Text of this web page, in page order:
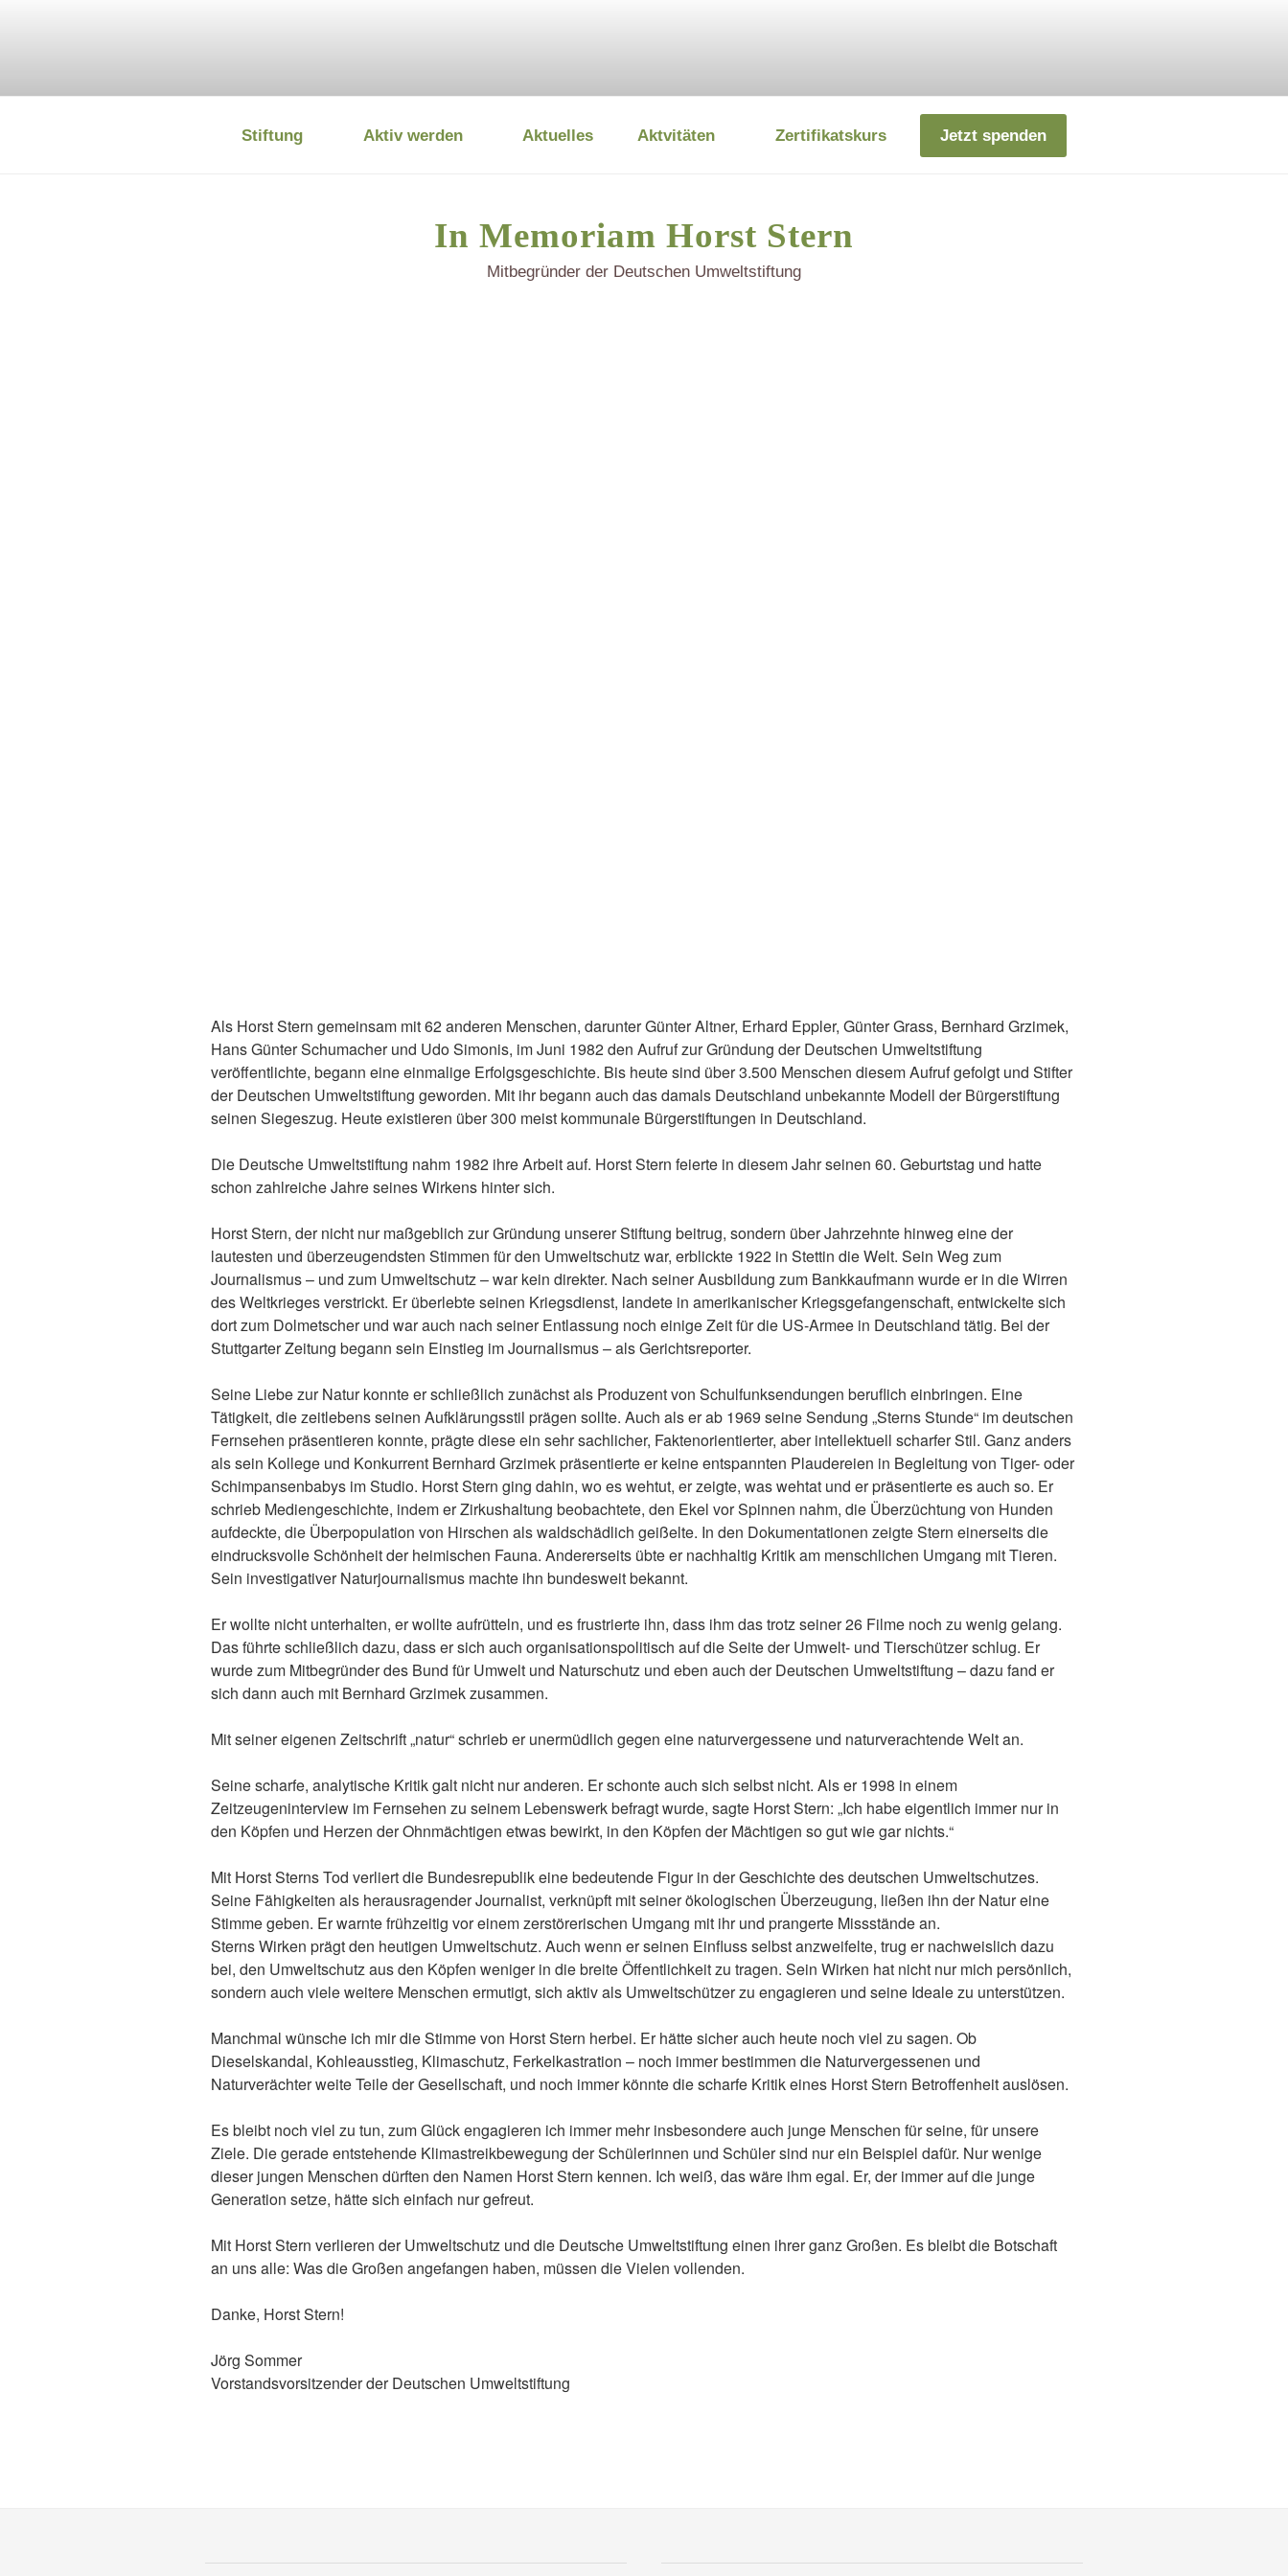
DEUTSCHE UMWELTSTIFTUNG
Stiftung Aktiv werden Aktuelles Aktvitäten Zertifikatskurs Jetzt spenden
In Memoriam Horst Stern
Mitbegründer der Deutschen Umweltstiftung
Als Horst Stern gemeinsam mit 62 anderen Menschen, darunter Günter Altner, Erhard Eppler, Günter Grass, Bernhard Grzimek,
Hans Günter Schumacher und Udo Simonis, im Juni 1982 den Aufruf zur Gründung der Deutschen Umweltstiftung
veröffentlichte, begann eine einmalige Erfolgsgeschichte. Bis heute sind über 3.500 Menschen diesem Aufruf gefolgt und Stifter
der Deutschen Umweltstiftung geworden. Mit ihr begann auch das damals Deutschland unbekannte Modell der Bürgerstiftung
seinen Siegeszug. Heute existieren über 300 meist kommunale Bürgerstiftungen in Deutschland.
Die Deutsche Umweltstiftung nahm 1982 ihre Arbeit auf. Horst Stern feierte in diesem Jahr seinen 60. Geburtstag und hatte
schon zahlreiche Jahre seines Wirkens hinter sich.
Horst Stern, der nicht nur maßgeblich zur Gründung unserer Stiftung beitrug, sondern über Jahrzehnte hinweg eine der
lautesten und überzeugendsten Stimmen für den Umweltschutz war, erblickte 1922 in Stettin die Welt. Sein Weg zum
Journalismus – und zum Umweltschutz – war kein direkter. Nach seiner Ausbildung zum Bankkaufmann wurde er in die Wirren
des Weltkrieges verstrickt. Er überlebte seinen Kriegsdienst, landete in amerikanischer Kriegsgefangenschaft, entwickelte sich
dort zum Dolmetscher und war auch nach seiner Entlassung noch einige Zeit für die US-Armee in Deutschland tätig. Bei der
Stuttgarter Zeitung begann sein Einstieg im Journalismus – als Gerichtsreporter.
Seine Liebe zur Natur konnte er schließlich zunächst als Produzent von Schulfunksendungen beruflich einbringen. Eine
Tätigkeit, die zeitlebens seinen Aufklärungsstil prägen sollte. Auch als er ab 1969 seine Sendung „Sterns Stunde“ im deutschen
Fernsehen präsentieren konnte, prägte diese ein sehr sachlicher, Faktenorientierter, aber intellektuell scharfer Stil. Ganz anders
als sein Kollege und Konkurrent Bernhard Grzimek präsentierte er keine entspannten Plaudereien in Begleitung von Tiger- oder
Schimpansenbabys im Studio. Horst Stern ging dahin, wo es wehtut, er zeigte, was wehtat und er präsentierte es auch so. Er
schrieb Mediengeschichte, indem er Zirkushaltung beobachtete, den Ekel vor Spinnen nahm, die Überzüchtung von Hunden
aufdeckte, die Überpopulation von Hirschen als waldschädlich geißelte. In den Dokumentationen zeigte Stern einerseits die
eindrucksvolle Schönheit der heimischen Fauna. Andererseits übte er nachhaltig Kritik am menschlichen Umgang mit Tieren.
Sein investigativer Naturjournalismus machte ihn bundesweit bekannt.
Er wollte nicht unterhalten, er wollte aufrütteln, und es frustrierte ihn, dass ihm das trotz seiner 26 Filme noch zu wenig gelang.
Das führte schließlich dazu, dass er sich auch organisationspolitisch auf die Seite der Umwelt- und Tierschützer schlug. Er
wurde zum Mitbegründer des Bund für Umwelt und Naturschutz und eben auch der Deutschen Umweltstiftung – dazu fand er
sich dann auch mit Bernhard Grzimek zusammen.
Mit seiner eigenen Zeitschrift „natur“ schrieb er unermüdlich gegen eine naturvergessene und naturverachtende Welt an.
Seine scharfe, analytische Kritik galt nicht nur anderen. Er schonte auch sich selbst nicht. Als er 1998 in einem
Zeitzeugeninterview im Fernsehen zu seinem Lebenswerk befragt wurde, sagte Horst Stern: „Ich habe eigentlich immer nur in
den Köpfen und Herzen der Ohnmächtigen etwas bewirkt, in den Köpfen der Mächtigen so gut wie gar nichts.“
Mit Horst Sterns Tod verliert die Bundesrepublik eine bedeutende Figur in der Geschichte des deutschen Umweltschutzes.
Seine Fähigkeiten als herausragender Journalist, verknüpft mit seiner ökologischen Überzeugung, ließen ihn der Natur eine
Stimme geben. Er warnte frühzeitig vor einem zerstörerischen Umgang mit ihr und prangerte Missstände an.
Sterns Wirken prägt den heutigen Umweltschutz. Auch wenn er seinen Einfluss selbst anzweifelte, trug er nachweislich dazu
bei, den Umweltschutz aus den Köpfen weniger in die breite Öffentlichkeit zu tragen. Sein Wirken hat nicht nur mich persönlich,
sondern auch viele weitere Menschen ermutigt, sich aktiv als Umweltschützer zu engagieren und seine Ideale zu unterstützen.
Manchmal wünsche ich mir die Stimme von Horst Stern herbei. Er hätte sicher auch heute noch viel zu sagen. Ob
Dieselskandal, Kohleausstieg, Klimaschutz, Ferkelkastration – noch immer bestimmen die Naturvergessenen und
Naturverächter weite Teile der Gesellschaft, und noch immer könnte die scharfe Kritik eines Horst Stern Betroffenheit auslösen.
Es bleibt noch viel zu tun, zum Glück engagieren ich immer mehr insbesondere auch junge Menschen für seine, für unsere
Ziele. Die gerade entstehende Klimastreikbewegung der Schülerinnen und Schüler sind nur ein Beispiel dafür. Nur wenige
dieser jungen Menschen dürften den Namen Horst Stern kennen. Ich weiß, das wäre ihm egal. Er, der immer auf die junge
Generation setze, hätte sich einfach nur gefreut.
Mit Horst Stern verlieren der Umweltschutz und die Deutsche Umweltstiftung einen ihrer ganz Großen. Es bleibt die Botschaft
an uns alle: Was die Großen angefangen haben, müssen die Vielen vollenden.
Danke, Horst Stern!
Jörg Sommer
Vorstandsvorsitzender der Deutschen Umweltstiftung